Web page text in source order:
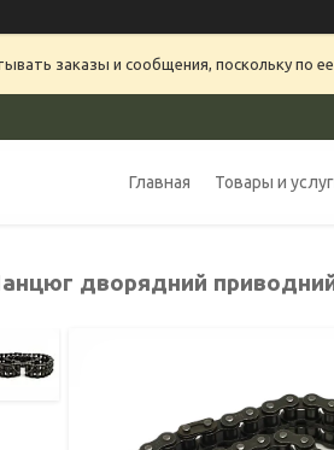
заказы и сообщения, поскольку по
Главная Товары и
дворядний